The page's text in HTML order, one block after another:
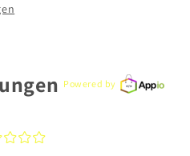
Powered by
¤¤¤